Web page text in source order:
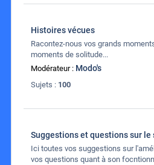
Histoires vécues
Racontez-nous vos grands
moments de solitude...
Modérateur : Modo's
Sujets : 100
Suggestions et questions sur le
Ici toutes vos suggestions sur
vos questions quant à son